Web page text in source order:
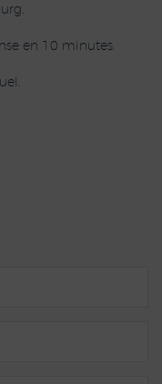
en 10 minutes.